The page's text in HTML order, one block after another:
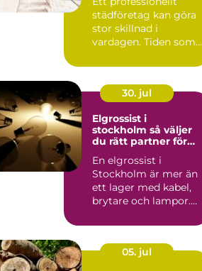
städföretag kan göra
stor skillnad i
vardagen. Tiden som
ordn...
30. jul
Elgrossist i
stockholm så väljer
du rätt partner för
belysning
En elgrossist i
Stockholm är mer än
ett lager med kabel,
brytare och lampor.
installatörer...
05. jul